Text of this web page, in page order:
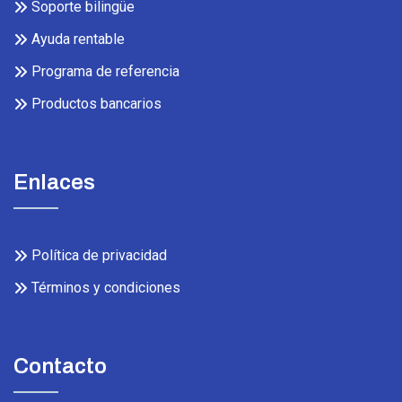
Soporte bilingüe
Ayuda rentable
Programa de referencia
Productos bancarios
Enlaces
Política de privacidad
Términos y condiciones
Contacto